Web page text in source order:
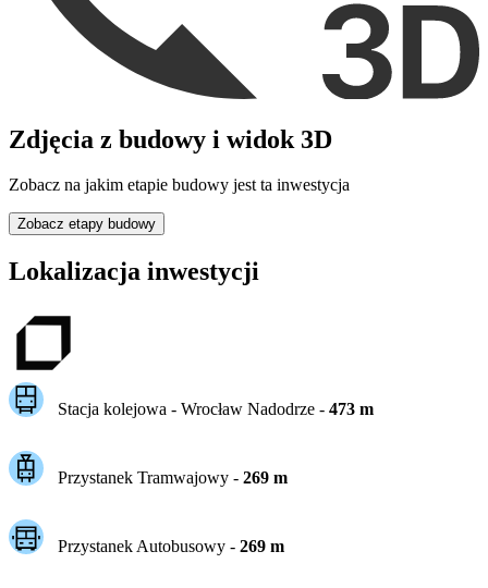
Zdjęcia z budowy i widok 3D
Zobacz na jakim etapie budowy jest ta inwestycja
Zobacz etapy budowy
Lokalizacja inwestycji
Stacja kolejowa - Wrocław Nadodrze- 473m
Przystanek Tramwajowy - 269m
Przystanek Autobusowy - 269m